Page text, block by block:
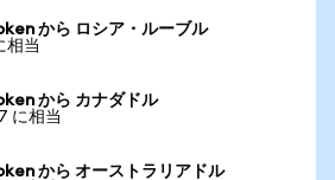
から ロシア・ルーブル
相当
から カナダドル
に相当
から オーストラリアドル